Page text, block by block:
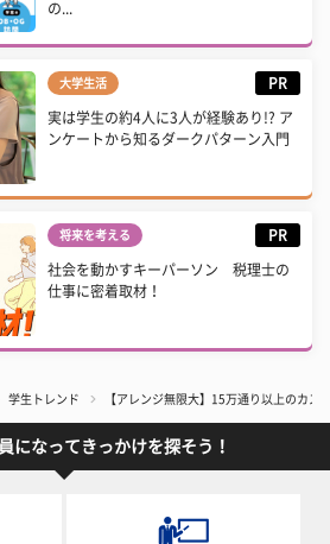
の...
大学生活 PR
実は学生の約4人に3人が経験あり!? ア
ンケートから知るダークパターン入門
将来を考える PR
社会を動かすキーパーソン 税理士の
仕事に密着取材！
学生トレンド 【アレンジ無限大】15万通り以上のカス
になってきっかけを探そう！